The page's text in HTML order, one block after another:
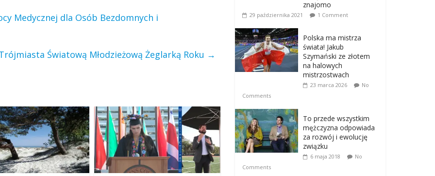
Medycznej dla Osób Bezdomnych i
Światową Młodzieżową Żeglarką Roku →
znajomo
29 października 2021 1 Comment
Polska ma mistrza
świata! Jakub
Szymański ze złotem
na halowych
mistrzostwach
23 marca 2026
No
Comments
To przede wszystkim
mężczyzna odpowiada
za rozwój i ewolucję
związku
6 maja 2018
No
Comments